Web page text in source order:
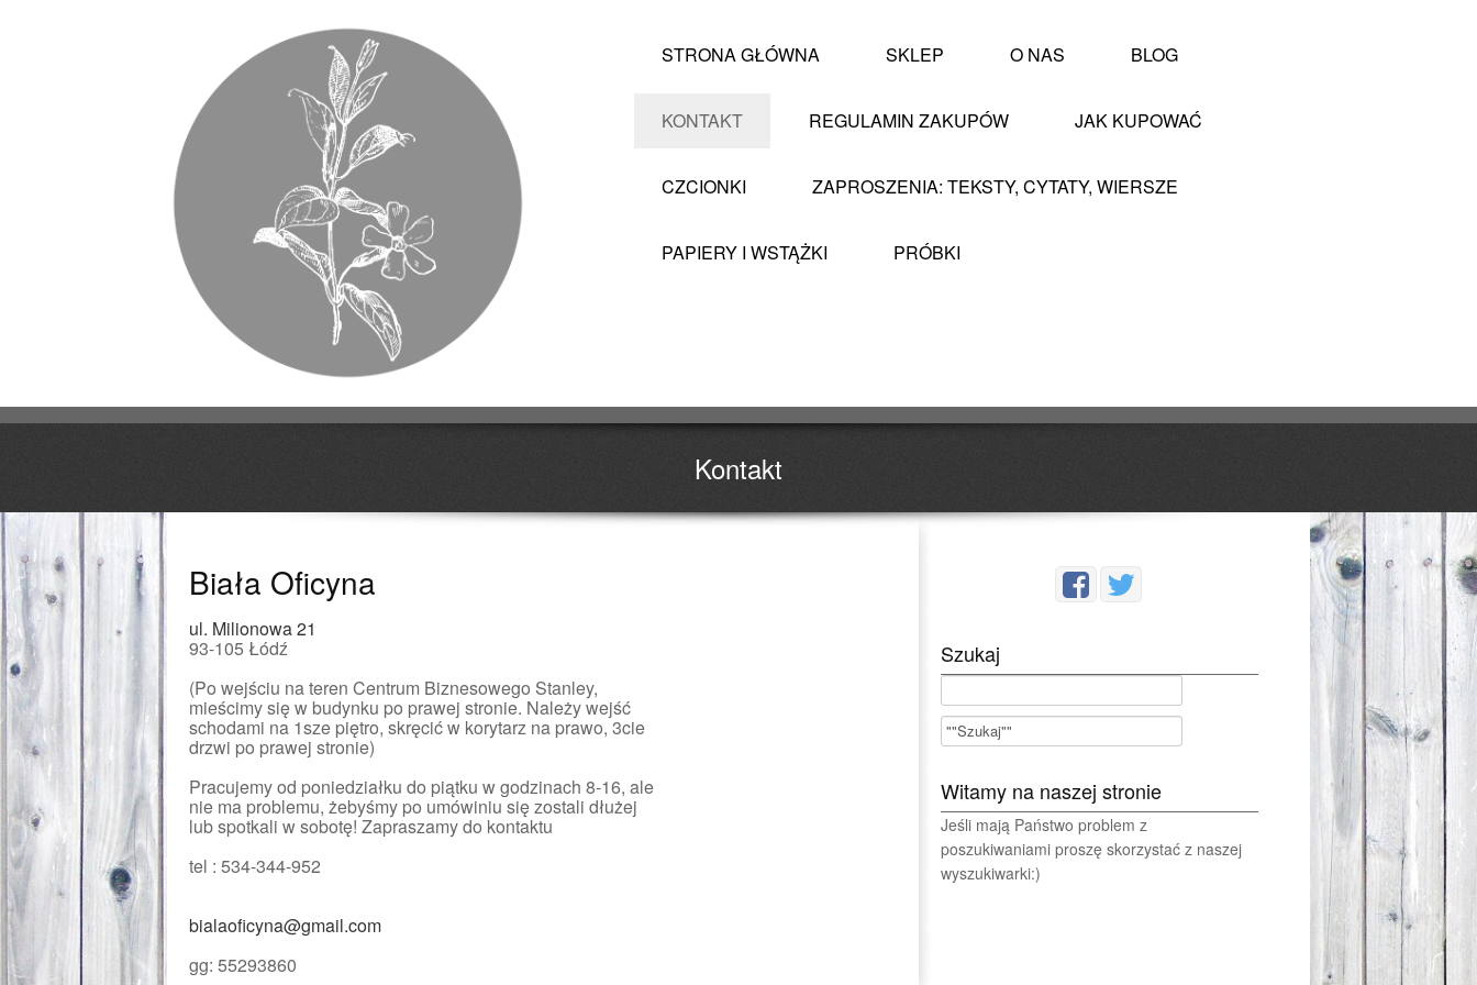
STRONA GŁÓWNA SKLEP O NAS BLOG
KONTAKT REGULAMIN ZAKUPÓW JAK KUPOWAĆ
CZCIONKI ZAPROSZENIA: TEKSTY, CYTATY, WIERSZE
PAPIERY I WSTĄŻKI PRÓBKI
Kontakt
Biała Oficyna
ul. Milionowa 21
93-105 Łódź
(Po wejściu na teren Centrum Biznesowego Stanley,
mieścimy się w budynku po prawej stronie. Należy wejść
schodami na 1sze piętro, skręcić w korytarz na prawo, 3cie
drzwi po prawej stronie)
Pracujemy od poniedziałku do piątku w godzinach 8-16, ale
nie ma problemu, żebyśmy po umówiniu się zostali dłużej
lub spotkali w sobotę! Zapraszamy do kontaktu
tel : 534-344-952
bialaoficyna@gmail.com
gg: 55293860
Szukaj
Witamy na naszej stronie
Jeśli mają Państwo problem z
poszukiwaniami proszę skorzystać z naszej
wyszukiwarki:)